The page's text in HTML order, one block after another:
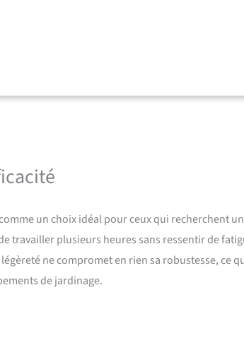
- Élimine la poussière et les impuretés avant
les intervalles d'entretien et la durée de vie
la préparation de bois de chauffage de petite à
un choix idéal pour ceux qui recherchent
travailler plusieurs heures sans ressentir de
ne compromet en rien sa robustesse, ce
de jardinage.